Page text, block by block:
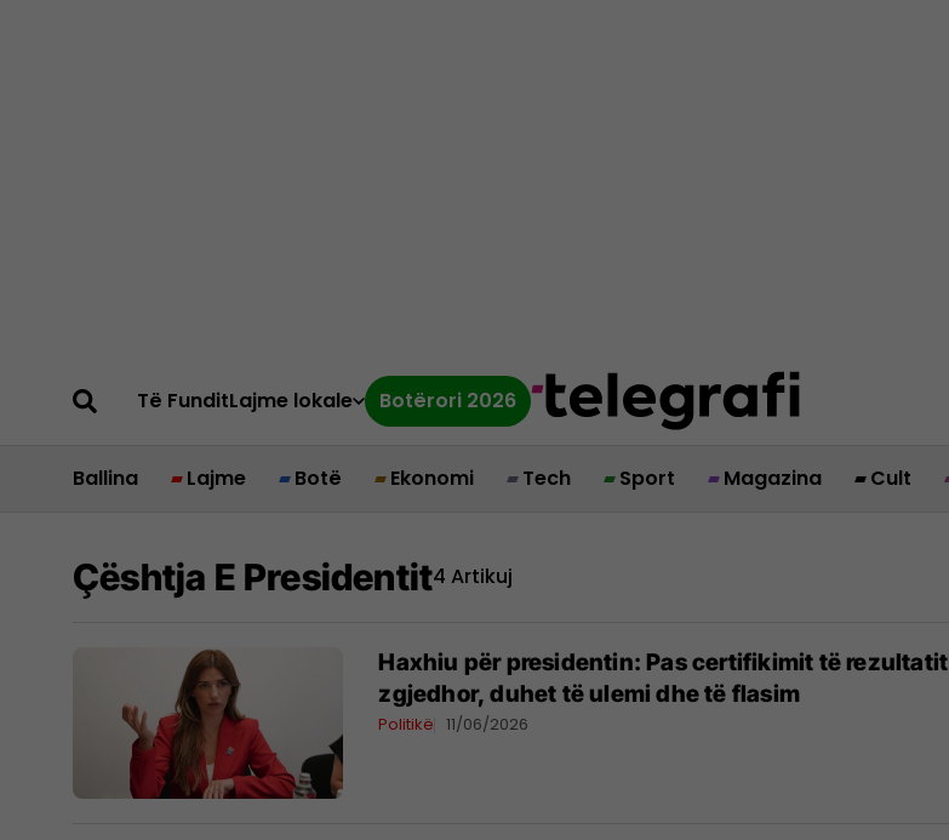
Të FunditLajme lokale Botërori 2026
Ballina Lajme Botë Ekonomi Tech Sport Magazina Cult
Çështja E Presidentit4 Artikuj
Haxhiu për presidentin: Pas certifikimit të rezultatit
zgjedhor, duhet të ulemi dhe të flasim
Politikë 11/06/2026